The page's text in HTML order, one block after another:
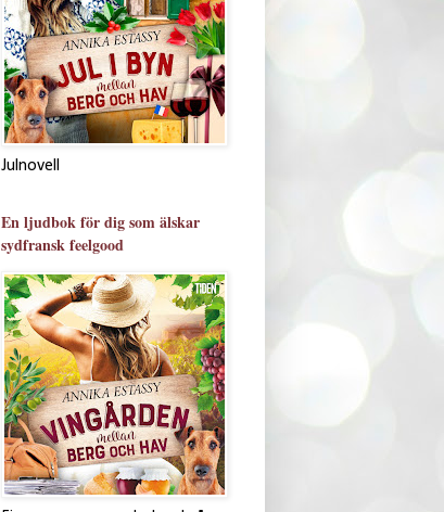
Julnovell
En ljudbok för dig som älskar
sydfransk feelgood